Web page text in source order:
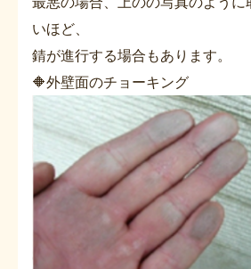
いほど、
錆が進行する場合もあります。
🔶外壁面のチョーキング